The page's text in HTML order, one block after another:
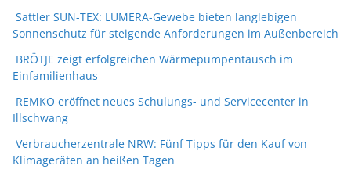
Sattler SUN-TEX: LUMERA-Gewebe bieten langlebigen
Sonnenschutz für steigende Anforderungen im Außenbereich
BRÖTJE zeigt erfolgreichen Wärmepumpentausch im
Einfamilienhaus
REMKO eröffnet neues Schulungs- und Servicecenter in
Illschwang
Verbraucherzentrale NRW: Fünf Tipps für den Kauf von
Klimageräten an heißen Tagen